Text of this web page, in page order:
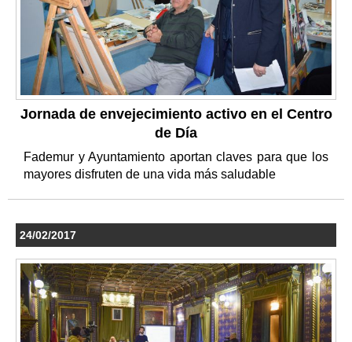
Jornada de envejecimiento activo en el Centro
de Día
Fademur y Ayuntamiento aportan claves para que los
mayores disfruten de una vida más saludable
24/02/2017